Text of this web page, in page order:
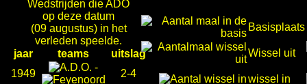
Wedstrijden die ADO
op deze datum
(09 augustus) in het
verleden speelde.
jaar
teams
uitslag
1949
-
2-4
Basisplaats
Wissel uit
wissel in